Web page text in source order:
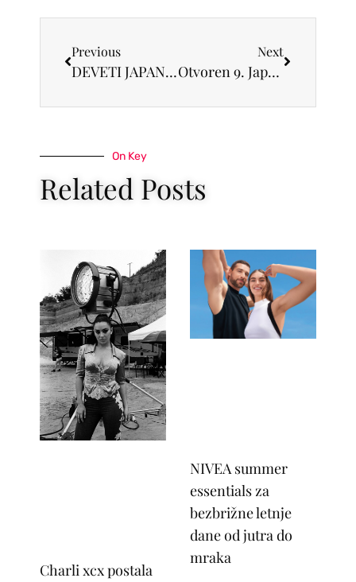
Previous
DEVETI JAPANSKO – SRPSKI FESTIVAL FILMA
Next
Otvoren 9. Japansko – srpski festival filma
On Key
Related Posts
Charli xcx postala
NIVEA summer
essentials za
bezbrižne letnje
dane od jutra do
mraka